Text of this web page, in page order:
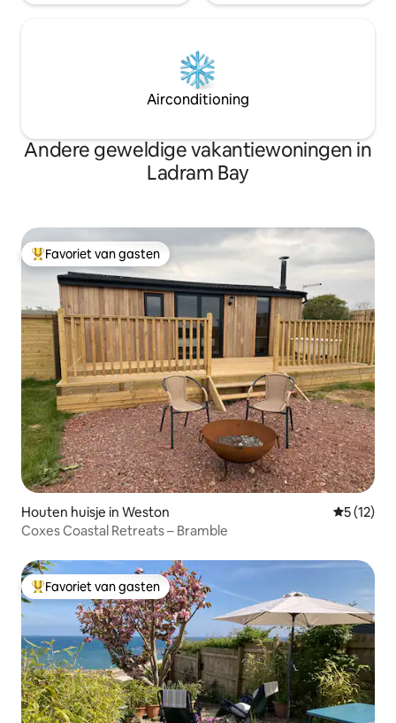
Airconditioning
Andere geweldige vakantiewoningen in
Ladram Bay
Topfavoriet van gasten
Favoriet van gasten
Houten huisje in Weston
5 (12)
Coxes Coastal Retreats – Bramble
Topfavoriet van gasten
Favoriet van gasten